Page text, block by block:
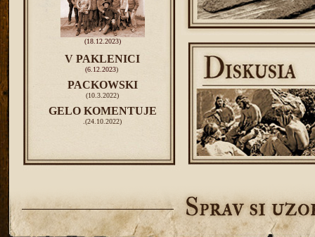
(18.12.2023)
V PAKLENICI
(6.12.2023)
PACKOWSKI
(10.3.2022)
GELO KOMENTUJE
.(24.10.2022)